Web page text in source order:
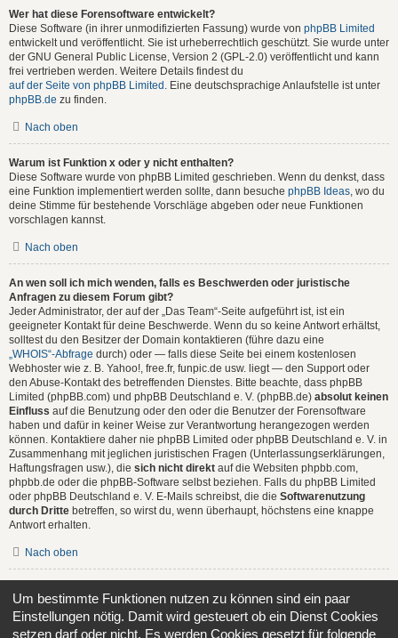
Wer hat diese Forensoftware entwickelt?
Diese Software (in ihrer unmodifizierten Fassung) wurde von phpBB Limited
entwickelt und veröffentlicht. Sie ist urheberrechtlich geschützt. Sie wurde unter
der GNU General Public License, Version 2 (GPL-2.0) veröffentlicht und kann
frei vertrieben werden. Weitere Details findest du
auf der Seite von phpBB Limited . Eine deutschsprachige Anlaufstelle ist unter
phpBB.de zu finden.
Nach oben
Warum ist Funktion x oder y nicht enthalten?
Diese Software wurde von phpBB Limited geschrieben. Wenn du denkst, dass
eine Funktion implementiert werden sollte, dann besuche phpBB Ideas , wo du
deine Stimme für bestehende Vorschläge abgeben oder neue Funktionen
vorschlagen kannst.
Nach oben
An wen soll ich mich wenden, falls es Beschwerden oder juristische
Anfragen zu diesem Forum gibt?
Jeder Administrator, der auf der „Das Team“-Seite aufgeführt ist, ist ein
geeigneter Kontakt für deine Beschwerde. Wenn du so keine Antwort erhältst,
solltest du den Besitzer der Domain kontaktieren (führe dazu eine
„WHOIS“-Abfrage durch) oder — falls diese Seite bei einem kostenlosen
Webhoster wie z. B. Yahoo!, free.fr, funpic.de usw. liegt — den Support oder
den Abuse-Kontakt des betreffenden Dienstes. Bitte beachte, dass phpBB
Limited (phpBB.com) und phpBB Deutschland e. V. (phpBB.de) absolut keinen
Einfluss auf die Benutzung oder den oder die Benutzer der Forensoftware
haben und dafür in keiner Weise zur Verantwortung herangezogen werden
können. Kontaktiere daher nie phpBB Limited oder phpBB Deutschland e. V. in
Zusammenhang mit jeglichen juristischen Fragen (Unterlassungserklärungen,
Haftungsfragen usw.), die sich nicht direkt auf die Websiten phpbb.com,
phpbb.de oder die phpBB-Software selbst beziehen. Falls du phpBB Limited
oder phpBB Deutschland e. V. E-Mails schreibst, die die Softwarenutzung
durch Dritte betreffen, so wirst du, wenn überhaupt, höchstens eine knappe
Antwort erhalten.
Nach oben
Alle Benutzer des Boards können das Kontaktformular nutzen, wenn die
Funktion durch die Board-Administration aktiviert wurde.
Mitglieder des Boards können zusätzlich den Link „Das Team“ verwenden.
Um bestimmte Funktionen nutzen zu können sind ein paar
Einstellungen nötig. Damit wird gesteuert ob ein Dienst Cookies
setzen darf oder nicht. Es werden Cookies gesetzt für folgende